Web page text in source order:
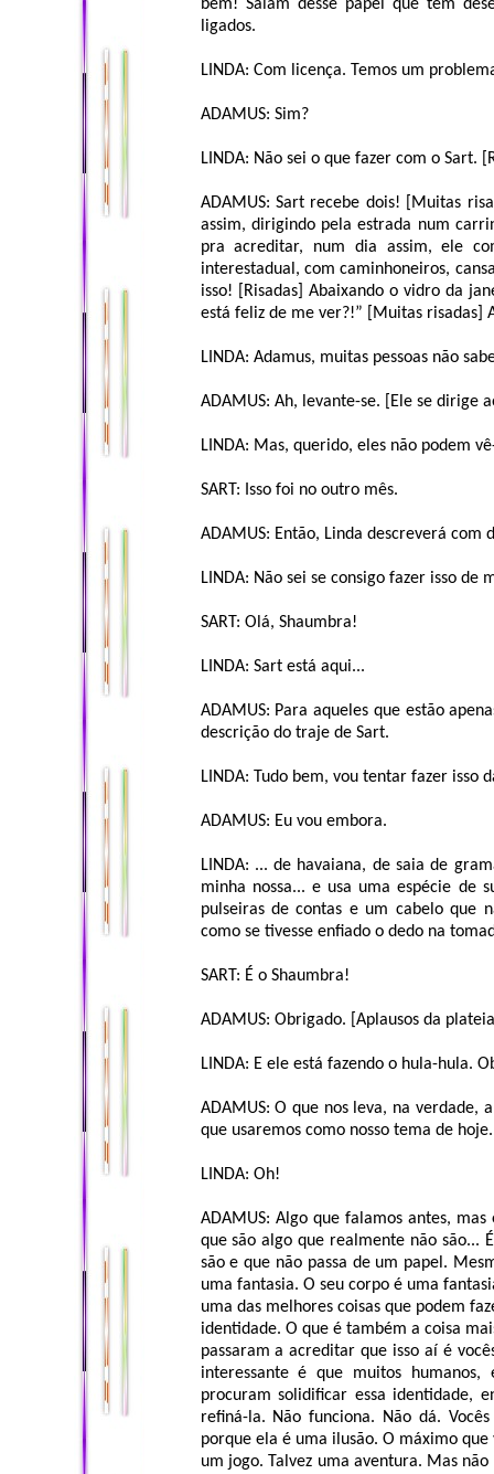
bem! Saiam desse papel que têm
ligados.
LINDA: Com licença. Temos um
ADAMUS: Sim?
LINDA: Não sei o que fazer com o Sart.
ADAMUS: Sart recebe dois! [Muitas
assim, dirigindo pela estrada num
pra acreditar, num dia assim, ele
interestadual, com caminhoneiros,
isso! [Risadas] Abaixando o vidro da
está feliz de me ver?!” [Muitas risadas]
LINDA: Adamus, muitas pessoas não
ADAMUS: Ah, levante-se. [Ele se dirige
LINDA: Mas, querido, eles não podem
SART: Isso foi no outro mês.
ADAMUS: Então, Linda descreverá com
LINDA: Não sei se consigo fazer isso de
SART: Olá, Shaumbra!
LINDA: Sart está aqui...
ADAMUS: Para aqueles que estão
descrição do traje de Sart.
LINDA: Tudo bem, vou tentar fazer isso
ADAMUS: Eu vou embora.
LINDA: ... de havaiana, de saia de
minha nossa... e usa uma espécie de
pulseiras de contas e um cabelo que
como se tivesse enfiado o dedo na
SART: É o Shaumbra!
ADAMUS: Obrigado. [Aplausos da
LINDA: E ele está fazendo o hula-hula.
ADAMUS: O que nos leva, na
que usaremos como nosso tema de hoje.
LINDA: Oh!
ADAMUS: Algo que falamos antes,
que são algo que realmente não são...
são e que não passa de um papel.
uma fantasia. O seu corpo é uma
uma das melhores coisas que podem
identidade. O que é também a coisa
passaram a acreditar que isso aí é
interessante é que muitos
procuram solidificar essa identidade,
refiná-la. Não funciona. Não dá.
porque ela é uma ilusão. O máximo
um jogo. Talvez uma aventura. Mas